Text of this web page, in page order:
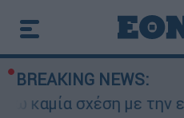
BREAKING NEWS:
σχέση με την